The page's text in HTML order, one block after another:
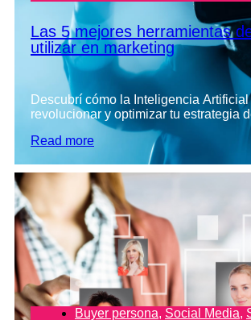
Las 5 mejores herramientas
utilizar en marketing
Descubrí cómo la Inteligencia
revolucionar y optimizar tu estrategia
Read more
Buyer persona, Social Media,